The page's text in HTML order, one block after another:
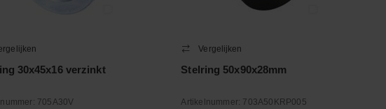
30x45x16 verzinkt
705A30V
Vergelijken
Stelring 50x90x28mm
Artikelnummer: 703A50KRP005